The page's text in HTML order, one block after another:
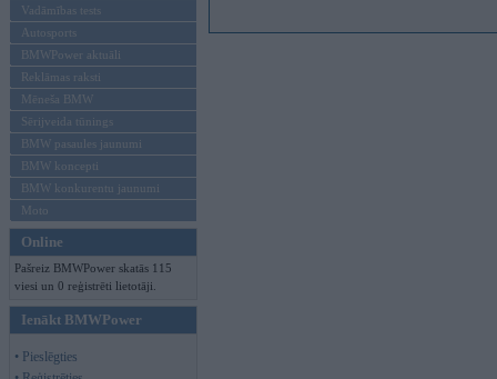
Vadāmības tests
Autosports
BMWPower aktuāli
Reklāmas raksti
Mēneša BMW
Sērijveida tūnings
BMW pasaules jaunumi
BMW koncepti
BMW konkurentu jaunumi
Moto
Online
Pašreiz BMWPower skatās 115
viesi un 0 reģistrēti lietotāji.
Ienākt BMWPower
• Pieslēgties